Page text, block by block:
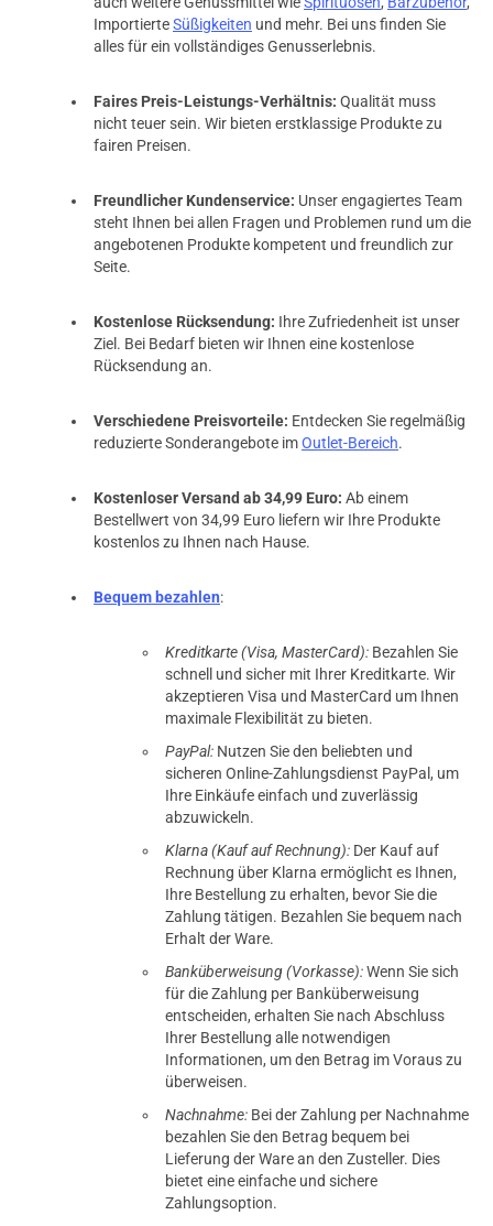
next
ImportierteSüßigkeiten und mehr. Bei uns finden Sie
alles für ein vollständiges Genusserlebnis.
Faires Preis-Leistungs-Verhältnis: Qualität muss
nicht teuer sein. Wir bieten erstklassige Produkte zu
fairen Preisen.
Freundlicher Kundenservice: Unser engagiertes Team
steht Ihnen bei allen Fragen und Problemen rund um die
angebotenen Produkte kompetent und freundlich zur
Seite.
Kostenlose Rücksendung: Ihre Zufriedenheit ist unser
Ziel. Bei Bedarf bieten wir Ihnen eine kostenlose
Rücksendung an.
Verschiedene Preisvorteile: Entdecken Sie regelmäßig
reduzierte Sonderangebote imOutlet-Bereich.
Kostenloser Versand ab 34,99 Euro: Ab einem
Bestellwert von 34,99 Euro liefern wir Ihre Produkte
kostenlos zu Ihnen nach Hause.
Bequem bezahlen:
Kreditkarte (Visa, MasterCard): Bezahlen Sie
schnell und sicher mit Ihrer Kreditkarte. Wir
akzeptieren Visa und MasterCard um Ihnen
maximale Flexibilität zu bieten.
PayPal: Nutzen Sie den beliebten und
sicheren Online-Zahlungsdienst PayPal, um
Ihre Einkäufe einfach und zuverlässig
abzuwickeln.
Klarna (Kauf auf Rechnung): Der Kauf auf
Rechnung über Klarna ermöglicht es Ihnen,
Ihre Bestellung zu erhalten, bevor Sie die
Zahlung tätigen. Bezahlen Sie bequem nach
Erhalt der Ware.
Banküberweisung (Vorkasse):Wenn Sie sich
für die Zahlung per Banküberweisung
entscheiden, erhalten Sie nach Abschluss
Ihrer Bestellung alle notwendigen
Informationen, um den Betrag im Voraus zu
überweisen.
Nachnahme: Bei der Zahlung per Nachnahme
bezahlen Sie den Betrag bequem bei
Lieferung der Ware an den Zusteller. Dies
bietet eine einfache und sichere
Zahlungsoption.